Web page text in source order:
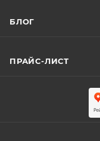
БЛОГ
ПРАЙС-ЛИСТ